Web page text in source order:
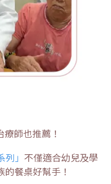
療師也推薦！
」 不僅適合幼兒及學
餐桌好幫手！